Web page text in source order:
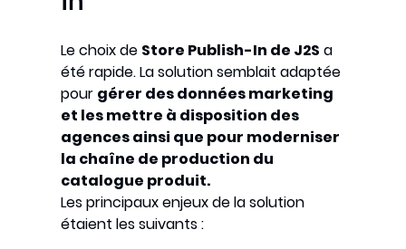
Le choix de Store Publish-In de J2S a
été rapide. La solution semblait adaptée
pour gérer des données marketing
et les mettre à disposition des
agences ainsi que pour moderniser
la chaîne de production du
catalogue produit.
Les principaux enjeux de la solution
étaient les suivants :